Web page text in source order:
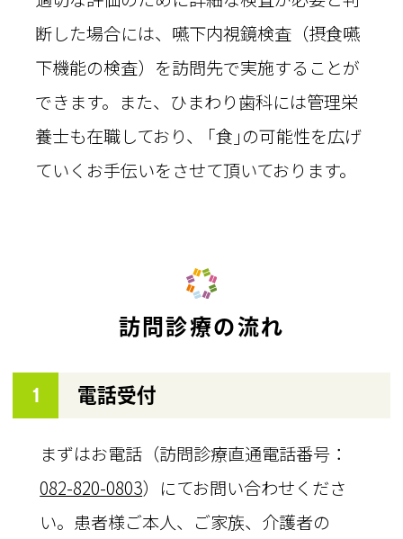
断した場合には、嚥下内視鏡検査（摂食嚥
下機能の検査）を訪問先で実施することが
できます。また、ひまわり歯科には管理栄
養士も在職しており、 ｢食｣の可能性を広げ
ていくお手伝いをさせて頂いております。
訪問診療の流れ
1 電話受付
まずはお電話（訪問診療直通電話番号：
082-820-0803）にてお問い合わせくださ
い。患者様ご本人、ご家族、介護者の